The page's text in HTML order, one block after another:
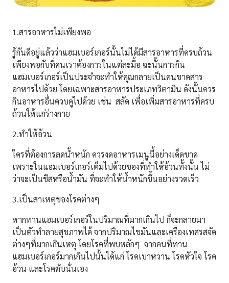
1.สารอาหารไม่เพียงพอ
รู้กันดีอยู่แล้วว่าแฮมเบอร์เกอร์นั้นไม่ได้มีสารอาหารที่ครบถ้วน
เพียงพอกับที่คนเราต้องการในแต่ละมื้อ ฉะนั้นการกิน
แฮมเบอร์เกอร์เป็นประจำจะทำให้คุณกลายเป็นคนขาดสาร
อาหารไปด้วย โดยเฉพาะสารอาหารประเภทวิตามิน ดังนั้นควร
กินอาหารอื่นควบคู่ไปด้วย เช่น สลัด เพื่อเพิ่มสารอาหารที่ครบ
ถ้วนให้แก่ร่างกาย
2.ทำให้อ้วน
ใครที่ต้องการลดน้ำหนัก ควรงดอาหารเมนูนี้อย่างเด็ดขาด
เพราะในแฮมเบอร์เกอร์เต็มไปด้วยของที่ทำให้อ้วนทั้งนั้น ไม่
ว่าจะเป็นชีสหรือน้ำมัน ที่จะทำให้น้ำหนักขึ้นอย่างรวดเร็ว
3.เป็นสาเหตุของโรคต่างๆ
หากทานแฮมเบอร์เกอร์ในปริมาณที่มากเกินไป ก็จะกลายมา
เป็นตัวทำลายสุขภาพได้ จากปริมาณไขมันและเครื่องเทศรสจัด
ต่างๆที่มากเกินเหตุ โดยโรคที่พบหลักๆ จากคนที่ทาน
แฮมเบอร์เกอร์มากเกินไปนั้นได้แก่ โรคเบาหวาน โรคหัวใจ โรค
อ้วน และโรคตับนั่นเอง